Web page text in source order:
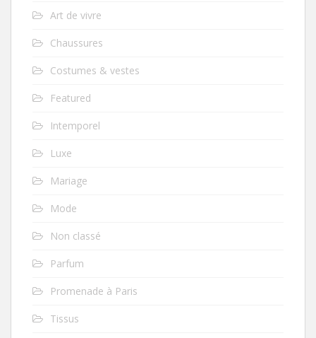
Art de vivre
Chaussures
Costumes & vestes
Featured
Intemporel
Luxe
Mariage
Mode
Non classé
Parfum
Promenade à Paris
Tissus